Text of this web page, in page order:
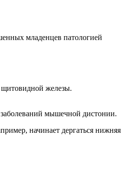
младенцев патологией
щитовидной железы.
мышечной дистонии.
начинает дергаться нижняя